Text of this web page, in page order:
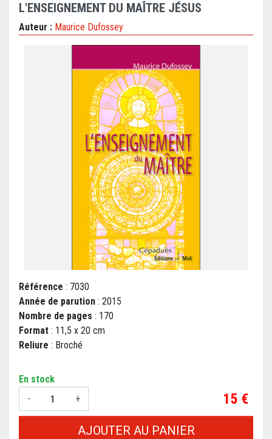
L'ENSEIGNEMENT DU MAÎTRE JÉSUS
Auteur : Maurice Dufossey
Référence : 7030
Année de parution : 2015
Nombre de pages : 170
Format : 11,5 x 20 cm
Reliure : Broché
En stock
-
+ Prix
15 €
AJOUTER AU PANIER